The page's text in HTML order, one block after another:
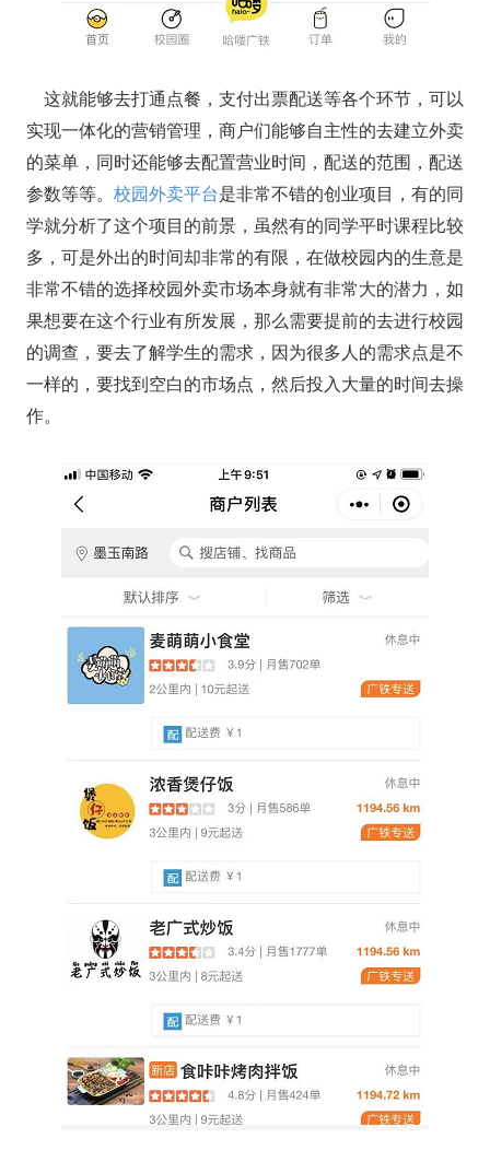
这就能够去打通点餐，支付出票配送等各个环节，可以
实现一体化的营销管理，商户们能够自主性的去建立外卖
的菜单，同时还能够去配置营业时间，配送的范围，配送
参数等等。 校园外卖平台是非常不错的创业项目，有的同
学就分析了这个项目的前景，虽然有的同学平时课程比较
多，可是外出的时间却非常的有限，在做校园内的生意是
非常不错的选择校园外卖市场本身就有非常大的潜力，如
果想要在这个行业有所发展，那么需要提前的去进行校园
的调查，要去了解学生的需求，因为很多人的需求点是不
一样的，要找到空白的市场点，然后投入大量的时间去操
作。